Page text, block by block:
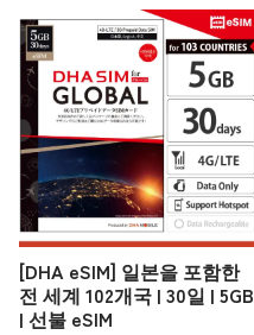
[DHA eSIM] 일본을 포함한
전 세계 102개국 | 30일 | 5GB
| 선불 eSIM